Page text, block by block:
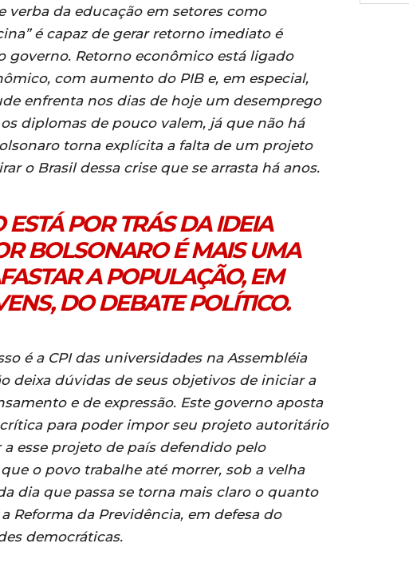
verba da educação em setores como
é capaz de gerar retorno imediato é
Retorno econômico está ligado
com aumento do PIB e, em especial,
enfrenta nos dias de hoje um desemprego
diplomas de pouco valem, já que não há
torna explícita a falta de um projeto
o Brasil dessa crise que se arrasta há anos.
ESTÁ POR TRÁS DA IDEIA
BOLSONARO É MAIS UMA
A POPULAÇÃO, EM
DO DEBATE POLÍTICO.
é a CPI das universidades na Assembléia
deixa dúvidas de seus objetivos de iniciar a
e de expressão. Este governo aposta
para poder impor seu projeto autoritário
esse projeto de país defendido pelo
o povo trabalhe até morrer, sob a velha
dia que passa se torna mais claro o quanto
Reforma da Previdência, em defesa do
democráticas.